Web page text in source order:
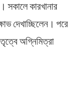
সকালে কারখানার
দেখাচ্ছিলেন। পরে
অগ্নিমিত্রা